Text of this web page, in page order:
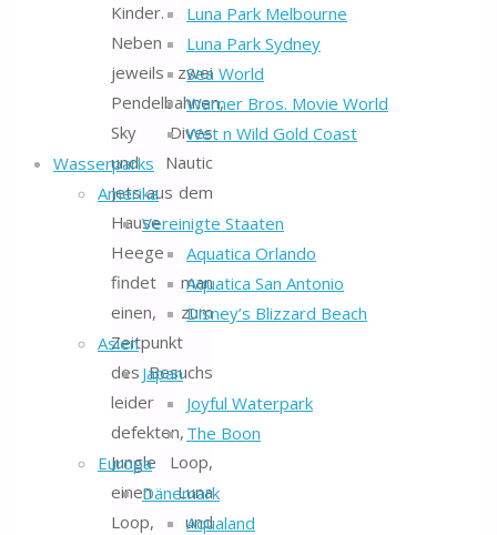
Luna Park Melbourne
Luna Park Sydney
Sea World
Warner Bros. Movie World
Wet n Wild Gold Coast
Wasserparks
Amerika
Vereinigte Staaten
Aquatica Orlando
Aquatica San Antonio
Disney’s Blizzard Beach
Asien
Japan
Joyful Waterpark
The Boon
Europa
Dänemark
Aqualand
Kinder.
Neben
jeweils zwei
Pendelbahnen,
Sky Dives
und Nautic
Jets aus dem
Hause
Heege
findet man
einen, zum
Zeitpunkt
des Besuchs
leider
defekten,
Jungle Loop,
einen Luna
Loop, und